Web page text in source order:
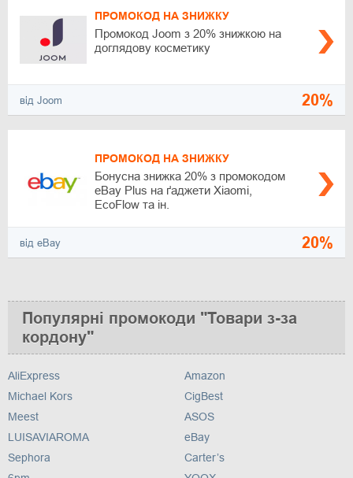
ПРОМОКОД НА ЗНИЖКУ
Промокод Joom з 20% знижкою на
доглядову косметику
від Joom 20%
ПРОМОКОД НА ЗНИЖКУ
Бонусна знижка 20% з промокодом
eBay Plus на ґаджети Xiaomi,
EcoFlow та ін.
від eBay 20%
Популярні промокоди "Товари з-за
кордону"
AliExpress
Michael Kors
Meest
Amazon
CigBest
ASOS
LUISAVIAROMA
Sephora
eBay
Carter’s